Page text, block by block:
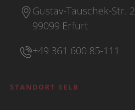
Gustav-Tauschek-Str. 2
99099 Erfurt
+49 361 600 85-111
STANDORT SELB